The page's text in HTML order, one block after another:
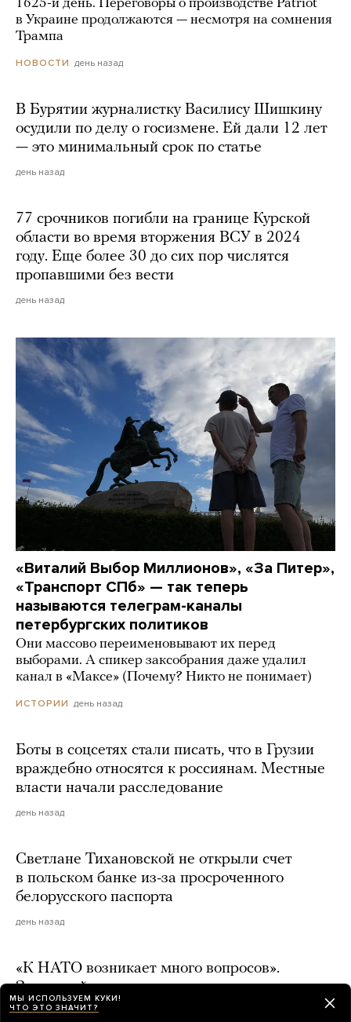
1625-й день. Переговоры о производстве Patriot
в Украине продолжаются — несмотря на сомнения
Трампа
НОВОСТИ день назад
В Бурятии журналистку Василису Шишкину
осудили по делу о госизмене. Ей дали 12 лет
— это минимальный срок по статье
день назад
77 срочников погибли на границе Курской
области во время вторжения ВСУ в 2024
году. Еще более 30 до сих пор числятся
пропавшими без вести
день назад
«Виталий Выбор Миллионов», «За Питер»,
«Транспорт СПб» — так теперь
называются телеграм-каналы
петербургских политиков
Они массово переименовывают их перед
выборами. А спикер заксобрания даже удалил
канал в «Максе» (Почему? Никто не понимает)
ИСТОРИИ день назад
Боты в соцсетях стали писать, что в Грузии
враждебно относятся к россиянам. Местные
власти начали расследование
день назад
Светлане Тихановской не открыли счет
в польском банке из-за просроченного
белорусского паспорта
день назад
«К НАТО возникает много вопросов».
Залужный заявил, что он сторонник альянса,
но Россия нашла противодействие почти
МЫ ИСПОЛЬЗУЕМ КУКИ!
ЧТО ЭТО ЗНАЧИТ?